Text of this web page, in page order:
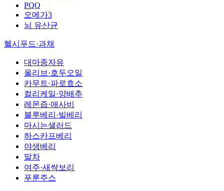
PQQ
오메가3
뇌 유산균
헬시푸드·과채
대마종자유
올리브·호두오일
카무트·파로효소
컬리케일·양배추
레몬즙·애사비
블루베리·빌베리
마시는샐러드
하스카프베리
야생베리
말차
여주·새싹보리
푸룬주스